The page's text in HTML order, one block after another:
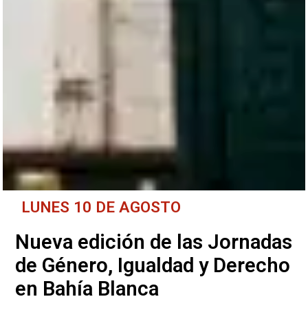
LUNES 10 DE AGOSTO
Nueva edición de las Jornadas
de Género, Igualdad y Derecho
en Bahía Blanca